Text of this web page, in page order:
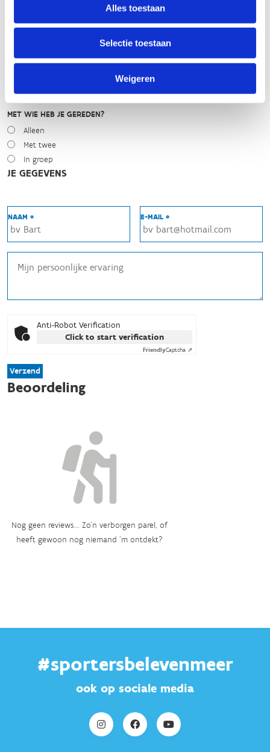
Alles toestaan
Selectie toestaan
Weigeren
Winters
Beginner
MET WIE HEB JE GEREDEN?
Alleen
Met twee
In groep
JE GEGEVENS
NAAM * E-MAIL *
Anti-Robot Verification
Click to start verification
FriendlyCaptcha ⇗
Verzend
Beoordeling
Nog geen reviews... Zo’n verborgen parel, of
heeft gewoon nog niemand ‘m ontdekt?
#sportersbelevenmeer
ook op sociale media